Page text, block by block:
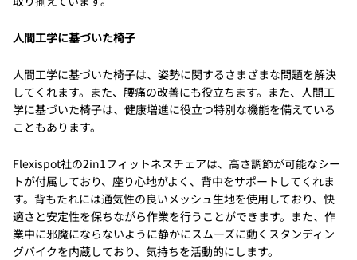
人間工学に基づいた椅子
人間工学に基づいた椅子は、姿勢に関するさまざまな問題を解決
してくれます。また、腰痛の改善にも役立ちます。また、人間工
学に基づいた椅子は、健康増進に役立つ特別な機能を備えている
こともあります。
Flexispot社の2in1フィットネスチェアは、高さ調節が可能なシー
トが付属しており、座り心地がよく、背中をサポートしてくれま
す。背もたれには通気性の良いメッシュ生地を使用しており、快
適さと安定性を保ちながら作業を行うことができます。また、作
業中に邪魔にならないように静かにスムーズに動くスタンディン
グバイクを内蔵しており、気持ちを活動的にします。